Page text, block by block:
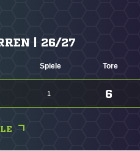
| 26/27
Spiele Tore
1 6